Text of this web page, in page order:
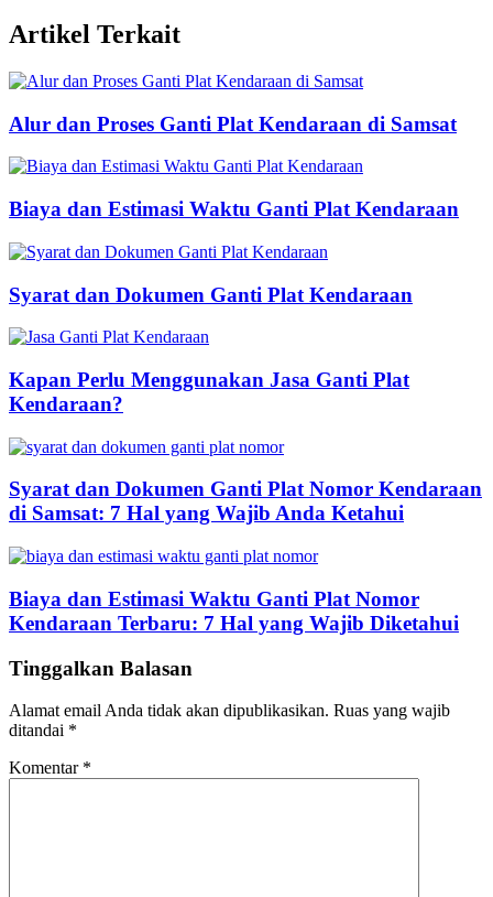
Artikel Terkait
Alur dan Proses Ganti Plat Kendaraan di Samsat
Biaya dan Estimasi Waktu Ganti Plat Kendaraan
Syarat dan Dokumen Ganti Plat Kendaraan
Kapan Perlu Menggunakan Jasa Ganti Plat
Kendaraan?
Syarat dan Dokumen Ganti Plat Nomor Kendaraan
di Samsat: 7 Hal yang Wajib Anda Ketahui
Biaya dan Estimasi Waktu Ganti Plat Nomor
Kendaraan Terbaru: 7 Hal yang Wajib Diketahui
Tinggalkan Balasan
Alamat email Anda tidak akan dipublikasikan. Ruas yang wajib
ditandai *
Komentar *